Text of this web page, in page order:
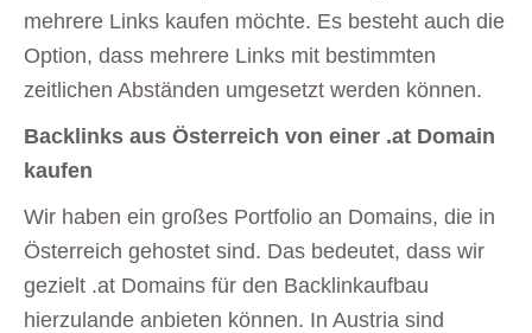
mehrere Links kaufen möchte. Es besteht auch die
Option, dass mehrere Links mit bestimmten
zeitlichen Abständen umgesetzt werden können.
Backlinks aus Österreich von einer .at Domain
kaufen
Wir haben ein großes Portfolio an Domains, die in
Österreich gehostet sind. Das bedeutet, dass wir
gezielt .at Domains für den Backlinkaufbau
hierzulande anbieten können. In Austria sind